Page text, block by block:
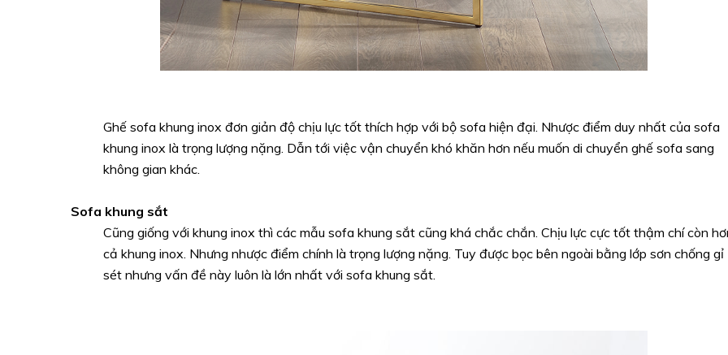
Ghế sofa khung inox đơn giản độ chịu lực tốt thích hợp với bộ sofa hiện đại. Nhược điểm duy nhất của sofa
khung inox là trọng lượng nặng. Dẫn tới việc vận chuyển khó khăn hơn nếu muốn di chuyển ghế sofa sang
không gian khác.
Sofa khung sắt
Cũng giống với khung inox thì các mẫu sofa khung sắt cũng khá chắc chắn. Chịu lực cực tốt thậm chí còn
cả khung inox. Nhưng nhược điểm chính là trọng lượng nặng. Tuy được bọc bên ngoài bằng lớp sơn chống gỉ
sét nhưng vấn đề này luôn là lớn nhất với sofa khung sắt.